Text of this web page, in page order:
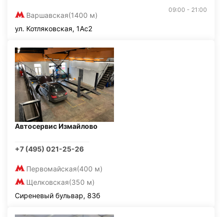
Варшавская(1400 м)
09:00 - 21:00
ул. Котляковская, 1Ас2
Автосервис Измайлово
+7 (495) 021-25-26
Первомайская(400 м)
Щелковская(350 м)
Сиреневый бульвар, 83б